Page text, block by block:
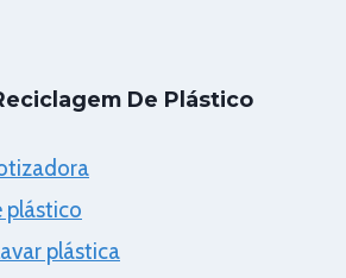
De Plástico
plástico
plástica